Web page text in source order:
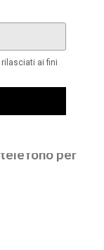
che la
una città
Oltrarno,
telefono per
ai fini